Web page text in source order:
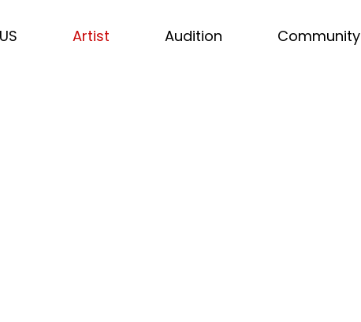
Artist Audition Community